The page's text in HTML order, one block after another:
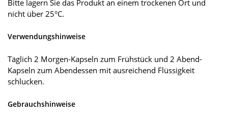
Bitte lagern Sie das Produkt an einem trockenen Ort und
nicht über 25°C.
Verwendungshinweise
Täglich 2 Morgen-Kapseln zum Frühstück und 2 Abend-
Kapseln zum Abendessen mit ausreichend Flüssigkeit
schlucken.
Gebrauchshinweise